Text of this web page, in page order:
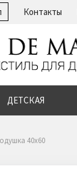
Контакты
ДЕТСКАЯ
40х60